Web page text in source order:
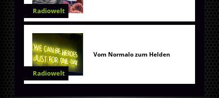
Radiowelt
Radiowelt
Vom Normalo zum Helden